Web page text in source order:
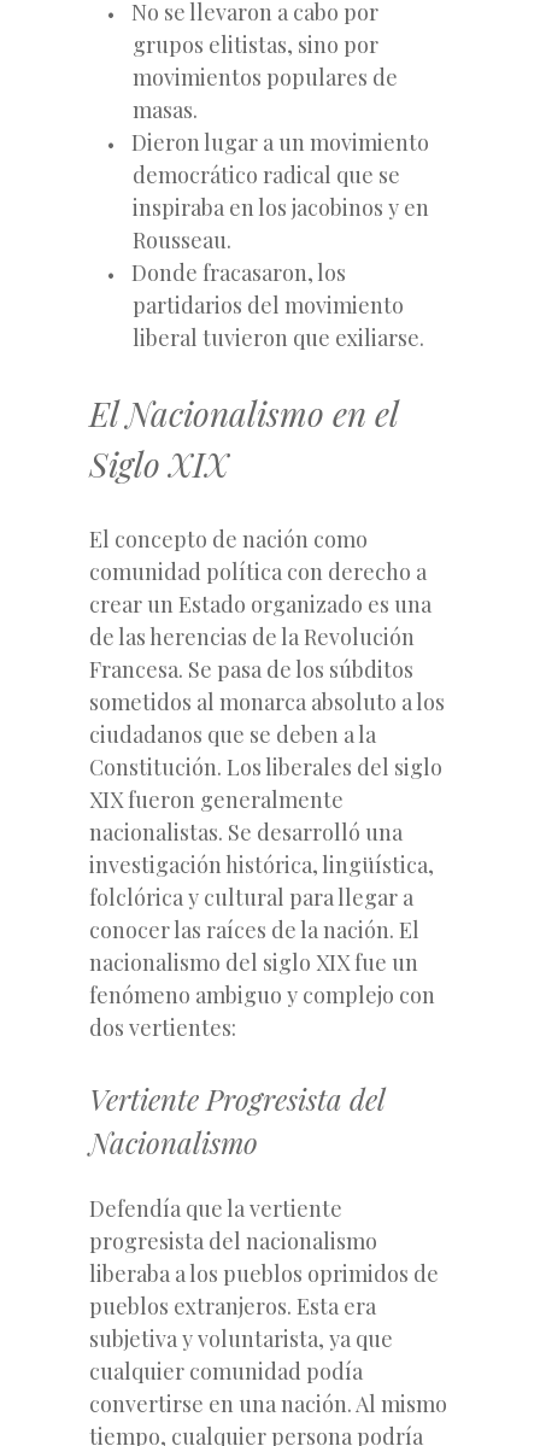
No se llevaron a cabo por
grupos elitistas, sino por
movimientos populares de
masas.
Dieron lugar a un movimiento
democrático radical que se
inspiraba en los jacobinos y en
Rousseau.
Donde fracasaron, los
partidarios del movimiento
liberal tuvieron que exiliarse.
El Nacionalismo en el
Siglo XIX
El concepto de nación como
comunidad política con derecho a
crear un Estado organizado es una
de las herencias de la Revolución
Francesa. Se pasa de los súbditos
sometidos al monarca absoluto a los
ciudadanos que se deben a la
Constitución. Los liberales del siglo
XIX fueron generalmente
nacionalistas. Se desarrolló una
investigación histórica, lingüística,
folclórica y cultural para llegar a
conocer las raíces de la nación. El
nacionalismo del siglo XIX fue un
fenómeno ambiguo y complejo con
dos vertientes:
Vertiente Progresista del
Nacionalismo
Defendía que la vertiente
progresista del nacionalismo
liberaba a los pueblos oprimidos de
pueblos extranjeros. Esta era
subjetiva y voluntarista, ya que
cualquier comunidad podía
convertirse en una nación. Al mismo
tiempo, cualquier persona podría